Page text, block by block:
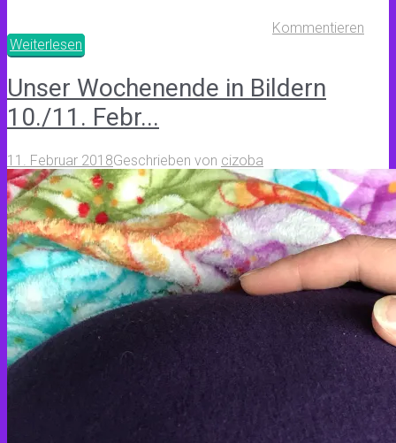
Kommentieren
Weiterlesen
Unser Wochenende in Bildern
10./11. Febr...
11. Februar 2018Geschrieben von cizoba